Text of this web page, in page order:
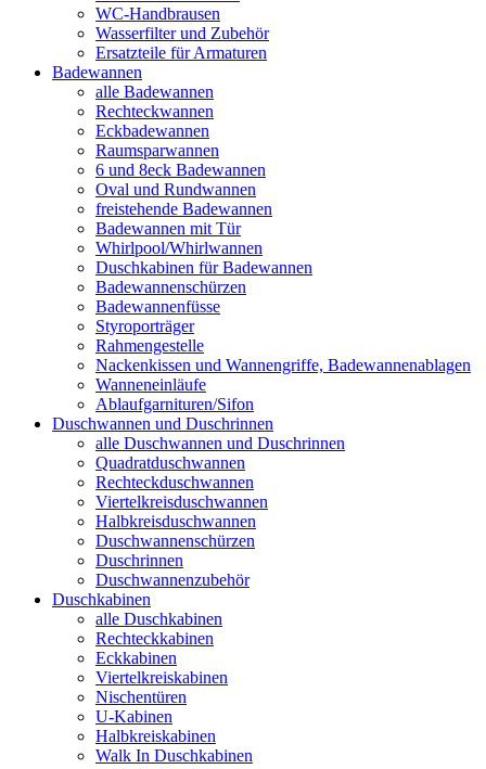
WC-Handbrausen
Wasserfilter und Zubehör
Ersatzteile für Armaturen
Badewannen
alle Badewannen
Rechteckwannen
Eckbadewannen
Raumsparwannen
6 und 8eck Badewannen
Oval und Rundwannen
freistehende Badewannen
Badewannen mit Tür
Whirlpool/Whirlwannen
Duschkabinen für Badewannen
Badewannenschürzen
Badewannenfüsse
Styroporträger
Rahmengestelle
Nackenkissen und Wannengriffe, Badewannenablagen
Wanneneinläufe
Ablaufgarnituren/Sifon
Duschwannen und Duschrinnen
alle Duschwannen und Duschrinnen
Quadratduschwannen
Rechteckduschwannen
Viertelkreisduschwannen
Halbkreisduschwannen
Duschwannenschürzen
Duschrinnen
Duschwannenzubehör
Duschkabinen
alle Duschkabinen
Rechteckkabinen
Eckkabinen
Viertelkreiskabinen
Nischentüren
U-Kabinen
Halbkreiskabinen
Walk In Duschkabinen